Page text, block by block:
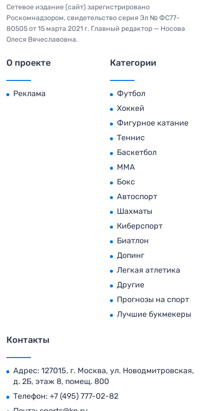
Сетевое издание (сайт) зарегистрировано
Роскомнадзором, свидетельство серия Эл № ФС77-
80505 от 15 марта 2021 г. Главный редактор — Носова
Олеся Вячеславовна.
О проекте
Реклама
Категории
Футбол
Хоккей
Фигурное катание
Теннис
Баскетбол
MMA
Бокс
Автоспорт
Шахматы
Киберспорт
Биатлон
Допинг
Легкая атлетика
Другие
Прогнозы на спорт
Лучшие букмекеры
Контакты
Адрес: 127015, г. Москва, ул. Новодмитровская,
д. 2Б, этаж 8, помещ. 800
Телефон: +7 (495) 777-02-82